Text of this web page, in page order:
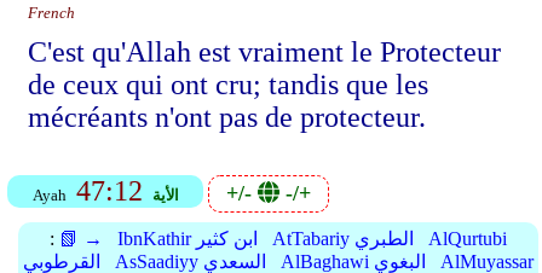
French
C'est qu'Allah est vraiment le Protecteur
de ceux qui ont cru; tandis que les
mécréants n'ont pas de protecteur.
Ayah 47:12 الأية +/- -/+
: 📗 → IbnKathir ابن كثير AtTabariy الطبري
AlQurtubi
القرطوبي
AsSaadiyy السعدي AlBaghawi البغوي
AlMuyassar